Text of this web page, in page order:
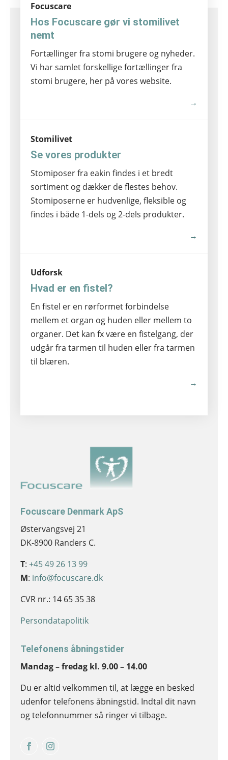
Focuscare
Hos Focuscare gør vi stomilivet
nemt
Fortællinger fra stomi brugere og nyheder.
Vi har samlet forskellige fortællinger fra
stomi brugere, her på vores website.
→
Stomilivet
Se vores produkter
Stomiposer fra eakin findes i et bredt
sortiment og dækker de flestes behov.
Stomiposerne er hudvenlige, fleksible og
findes i både 1-dels og 2-dels produkter.
→
Udforsk
Hvad er en fistel?
En fistel er en rørformet forbindelse
mellem et organ og huden eller mellem to
organer. Det kan fx være en fistelgang, der
udgår fra tarmen til huden eller fra tarmen
til blæren.
→
Focuscare Denmark ApS
Østervangsvej 21
DK-8900 Randers C.
T:+45 49 26 13 99
M: info@focuscare.dk
CVR nr.: 14 65 35 38
Persondatapolitik
Telefonens åbningstider
Mandag – fredag kl. 9.00 – 14.00
Du er altid velkommen til, at lægge en besked
udenfor telefonens åbningstid. Indtal dit navn
og telefonnummer så ringer vi tilbage.